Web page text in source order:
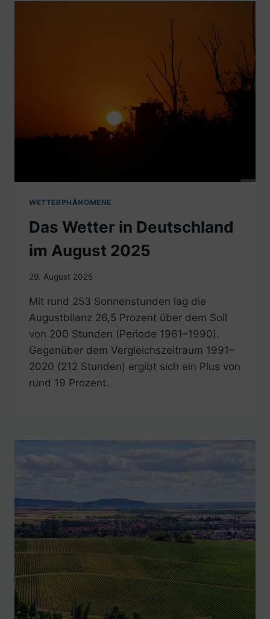
WETTERPHÄNOMENE
Das Wetter in Deutschland
im August 2025
29. August 2025
Mit rund 253 Sonnenstunden lag die
Augustbilanz 26,5 Prozent über dem Soll
von 200 Stunden (Periode 1961–1990).
Gegenüber dem Vergleichszeitraum 1991–
2020 (212 Stunden) ergibt sich ein Plus von
rund 19 Prozent.